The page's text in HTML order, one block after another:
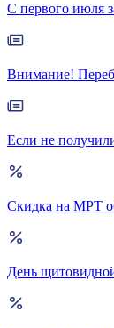
С первого июля
Внимание!
Если не
Скидка на МРТ
День